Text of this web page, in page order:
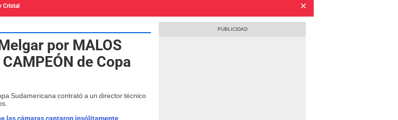
Cristal
por MALOS
de Copa
Sudamericana contrató a un director técnico